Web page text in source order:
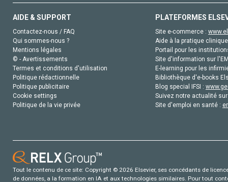
AIDE & SUPPORT
Contactez-nous / FAQ
Qui sommes-nous ?
Mentions légales
© - Avertissements
Termes et conditions d'utilisation
Politique rédactionnelle
Politique publicitaire
Cookie settings
Politique de la vie privée
PLATEFORMES
Site e-commerce :
Aide à la pratique
Portail pour les
Site d'information sur
E-learning pour les
Bibliothèque d'e-books
Blog special IFSI :
Suivez notre actualité
Site d'emploi en santé :
Tout le contenu de ce site: Copyright © 2026 Elsevier, ses concédants de
de données, a la formation en IA et aux technologies similaires. Pour tout